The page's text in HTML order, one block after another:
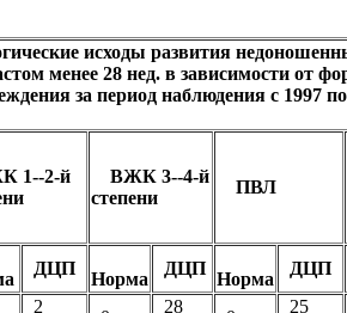
исходы развития
менее 28 нед. в зависимости от
за период наблюдения с 1997 по
1--2-й
ВЖК 3--4-й
степени
ПВЛ
ДЦП
Норма
ДЦП
Норма
ДЦП
2
28
25